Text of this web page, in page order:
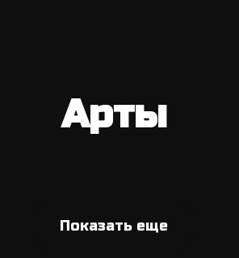
Арты
Показать еще